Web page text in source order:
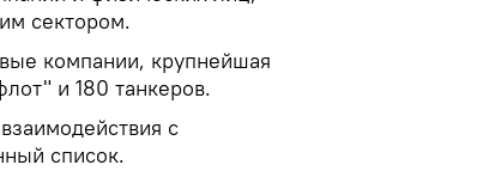
сектором.
компании, крупнейшая
и 180 танкеров.
с
список.